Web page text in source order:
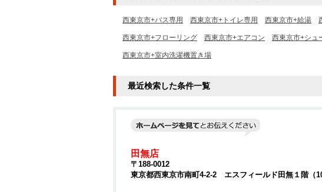
西東京市+バス専用 西東京市+トイレ専用 西東京市+給湯
西東京市+フローリング 西東京市+エアコン 西東京市+シュ
西東京市+室内洗濯機置き場
最近検索した条件一覧
田無店
〒188-0012
東京都西東京市南町4-2-2 エスフィールド田無１階（